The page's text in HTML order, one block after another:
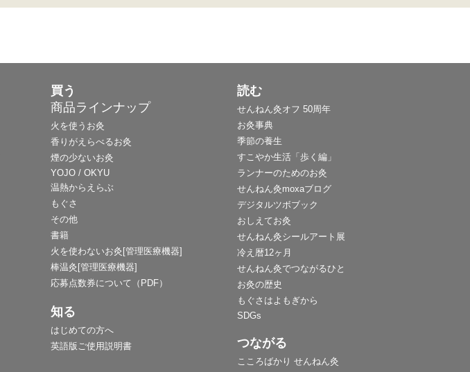
買う
商品ラインナップ
火を使うお灸
香りがえらべるお灸
煙の少ないお灸
YOJO / OKYU
温熱からえらぶ
もぐさ
その他
書籍
火を使わないお灸[管理医療機器]
棒温灸[管理医療機器]
応募点数券について（PDF）
知る
はじめての方へ
英語版ご使用説明書
読む
せんねん灸オフ 50周年
お灸事典
季節の養生
すこやか生活「歩く編」
ランナーのためのお灸
せんねん灸moxaブログ
デジタルツボブック
おしえてお灸
せんねん灸シールアート展
冷え暦12ヶ月
せんねん灸でつながるひと
お灸の歴史
もぐさはよもぎから
SDGs
つながる
こころばかり せんねん灸